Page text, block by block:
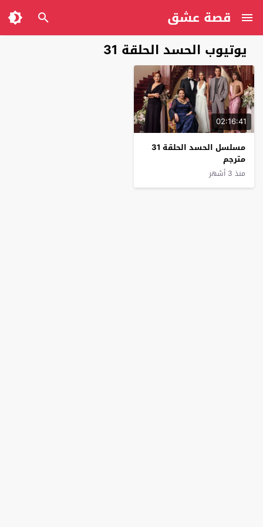
قصة عشق
يوتيوب الحسد الحلقة 31
02:16:41
مسلسل الحسد الحلقة 31
مترجم
منذ 3 أشهر